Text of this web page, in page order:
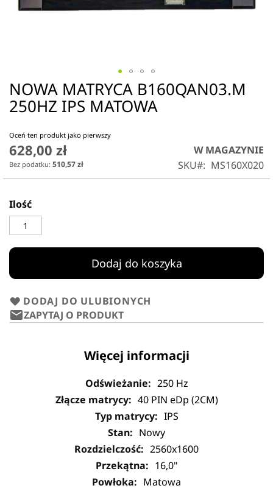
Przejdź
na
początek
NOWA MATRYCA B160QAN03.M
250HZ IPS MATOWA
Oceń ten produkt jako pierwszy
628,00 zł
510,57 zł
W MAGAZYNIE
SKU
MS160X020
Ilość
Dodaj do koszyka
DODAJ DO ULUBIONYCH
ZAPYTAJ O PRODUKT
Więcej informacji
250 Hz
40 PIN eDp (2CM)
IPS
Nowy
2560x1600
16,0"
Matowa